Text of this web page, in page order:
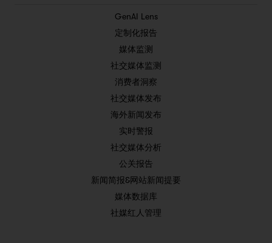
GenAI Lens
定制化报告
媒体监测
社交媒体监测
消费者洞察
社交媒体发布
海外新闻发布
实时警报
社交媒体分析
公关报告
新闻简报&网站新闻提要
媒体数据库
社媒红人管理